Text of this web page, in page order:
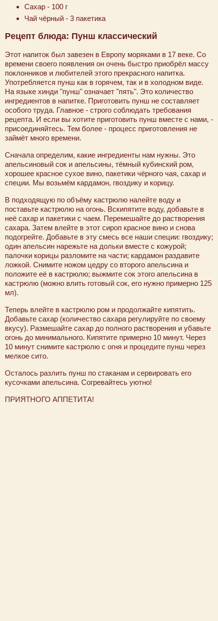
Сахар - 100 г
Чай чёрный - 3 пакетика
Рецепт блюда: Пунш классический
Этот напиток был завезен в Европу моряками в 17 веке. Со
времени своего появления он очень быстро приобрёл массу
поклонников и любителей этого прекрасного напитка.
Употребляется пунш как в горячем, так и в холодном виде.
На языке хинди "пунш" означает "пять". Это количество
ингредиентов в напитке. Приготовить пунш не составляет
особого труда. Главное - строго соблюдать требования
рецепта. И если вы хотите приготовить пунш вместе с нами, -
присоединяйтесь. Тем более - процесс приготовления не
займёт много времени.
Сначала определим, какие ингредиенты нам нужны. Это
апельсиновый сок и апельсины, тёмный кубинский ром,
хорошее красное сухое вино, пакетики чёрного чая, сахар и
специи. Мы возьмём кардамон, гвоздику и корицу.
В подходящую по объёму кастрюлю налейте воду и
поставьте кастрюлю на огонь. Вскипятите воду, добавьте в
неё сахар и пакетики с чаем. Перемешайте до растворения
сахара. Затем влейте в этот сироп красное вино и снова
подогрейте. Добавьте в эту смесь все наши специи: гвоздику;
один апельсин нарежьте на дольки вместе с кожурой;
палочки корицы разломите на части; кардамон раздавите
ложкой. Снимите ножом цедру со второго апельсина и
положите её в кастрюлю; выжмите сок этого апельсина в
кастрюлю (можно влить готовый сок, его нужно примерно 125
мл).
Теперь влейте в кастрюлю ром и продолжайте кипятить.
Добавьте сахар (количество сахара регулируйте по своему
вкусу). Размешайте сахар до полного растворения и убавьте
огонь до минимального. Кипятите примерно 10 минут. Через
10 минут снимите кастрюлю с огня и процедите пунш через
мелкое сито.
Осталось разлить пунш по стаканам и сервировать его
кусочками апельсина. Согревайтесь уютно!
ПРИЯТНОГО АППЕТИТА!